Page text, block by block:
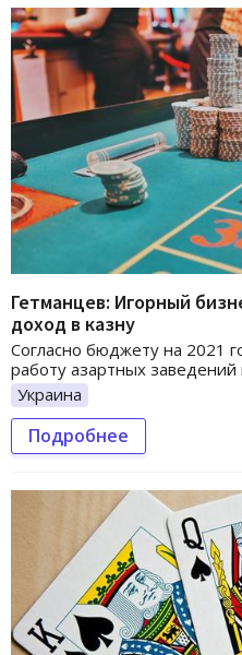
Гетманцев: Игорный
доход в казну
Согласно бюджету на 2021
работу азартных
Украина
Подробнее